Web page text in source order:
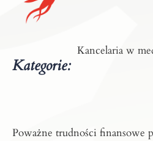
Kategorie:
Kancelaria w
Poważne trudności finansowe